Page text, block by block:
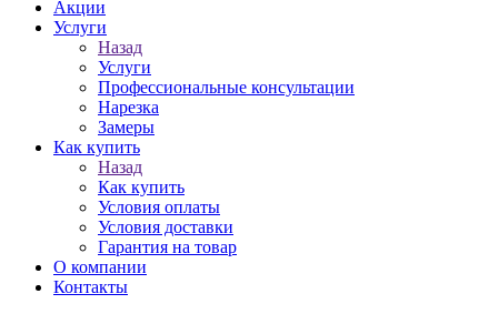
Акции
Услуги
Назад
Услуги
Профессиональные консультации
Нарезка
Замеры
Как купить
Назад
Как купить
Условия оплаты
Условия доставки
Гарантия на товар
О компании
Контакты